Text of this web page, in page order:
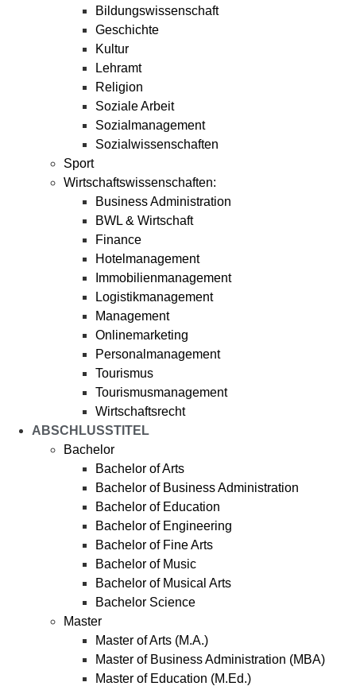
Bildungswissenschaft
Geschichte
Kultur
Lehramt
Religion
Soziale Arbeit
Sozialmanagement
Sozialwissenschaften
Sport
Wirtschaftswissenschaften:
Business Administration
BWL & Wirtschaft
Finance
Hotelmanagement
Immobilienmanagement
Logistikmanagement
Management
Onlinemarketing
Personalmanagement
Tourismus
Tourismusmanagement
Wirtschaftsrecht
ABSCHLUSSTITEL
Bachelor
Bachelor of Arts
Bachelor of Business Administration
Bachelor of Education
Bachelor of Engineering
Bachelor of Fine Arts
Bachelor of Music
Bachelor of Musical Arts
Bachelor Science
Master
Master of Arts (M.A.)
Master of Business Administration (MBA)
Master of Education (M.Ed.)